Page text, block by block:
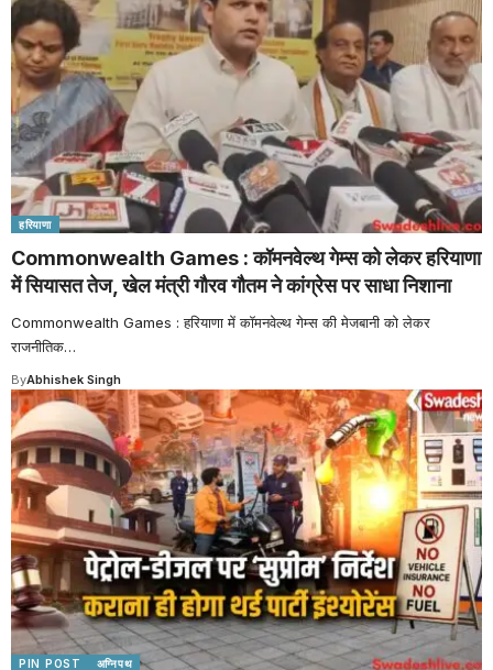
हरियाणा
Commonwealth Games : कॉमनवेल्थ गेम्स को लेकर हरियाणा
में सियासत तेज, खेल मंत्री गौरव गौतम ने कांग्रेस पर साधा निशाना
Commonwealth Games : हरियाणा में कॉमनवेल्थ गेम्स की मेजबानी को लेकर
राजनीतिक…
ByAbhishek Singh
PIN POST अग्निपथ